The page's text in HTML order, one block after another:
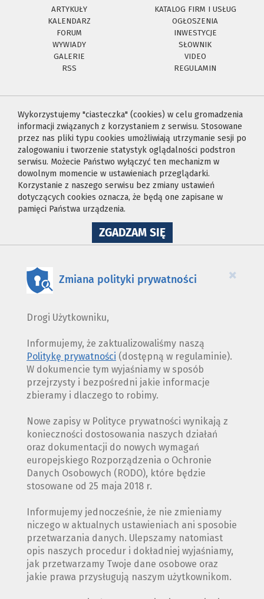
ARTYKUŁY
KATALOG FIRM I USŁUG
KALENDARZ
OGŁOSZENIA
FORUM
INWESTYCJE
WYWIADY
SŁOWNIK
GALERIE
VIDEO
RSS
REGULAMIN
Wykorzystujemy "ciasteczka" (cookies) w celu gromadzenia
informacji związanych z korzystaniem z serwisu. Stosowane
przez nas pliki typu cookies umożliwiają utrzymanie sesji po
zalogowaniu i tworzenie statystyk oglądalności podstron
serwisu. Możecie Państwo wyłączyć ten mechanizm w
dowolnym momencie w ustawieniach przeglądarki.
Korzystanie z naszego serwisu bez zmiany ustawień
dotyczących cookies oznacza, że będą one zapisane w
pamięci Państwa urządzenia.
ZGADZAM SIĘNA
WYKORZYSTANIE
×
Zmiana polityki prywatności
Drogi Użytkowniku,
Informujemy, że zaktualizowaliśmy naszą
Politykę prywatności (dostępną w regulaminie).
W dokumencie tym wyjaśniamy w sposób
przejrzysty i bezpośredni jakie informacje
zbieramy i dlaczego to robimy.
Nowe zapisy w Polityce prywatności wynikają z
konieczności dostosowania naszych działań
oraz dokumentacji do nowych wymagań
europejskiego Rozporządzenia o Ochronie
Danych Osobowych (RODO), które będzie
stosowane od 25 maja 2018 r.
Informujemy jednocześnie, że nie zmieniamy
niczego w aktualnych ustawieniach ani sposobie
przetwarzania danych. Ulepszamy natomiast
opis naszych procedur i dokładniej wyjaśniamy,
jak przetwarzamy Twoje dane osobowe oraz
jakie prawa przysługują naszym użytkownikom.